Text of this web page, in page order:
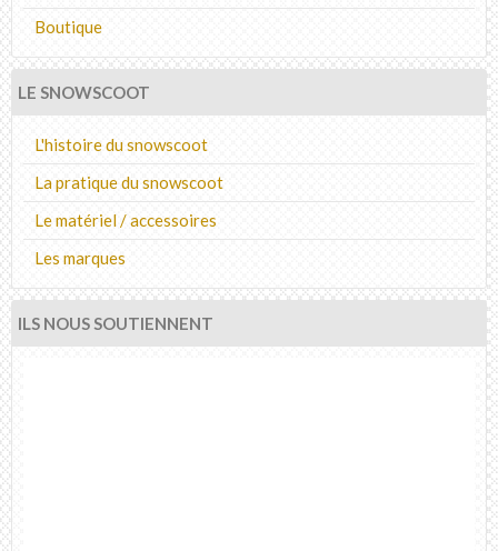
Boutique
LE SNOWSCOOT
L'histoire du snowscoot
La pratique du snowscoot
Le matériel / accessoires
Les marques
ILS NOUS SOUTIENNENT